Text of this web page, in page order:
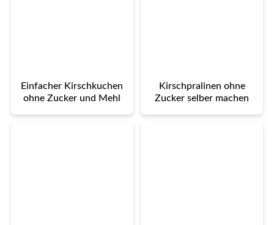
Einfacher Kirschkuchen
ohne Zucker und Mehl
Kirschpralinen ohne
Zucker selber machen